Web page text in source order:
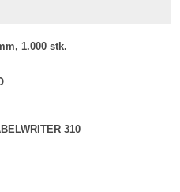
1.000 stk.
310